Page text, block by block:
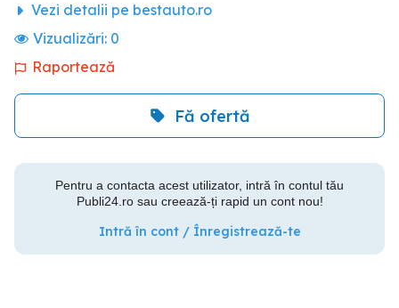
Vezi detalii pe bestauto.ro
Vizualizări: 0
Raportează
Fă ofertă
Pentru a contacta acest utilizator, intră în contul tău
Publi24.ro sau creează-ți rapid un cont nou!
Intră în cont / Înregistrează-te